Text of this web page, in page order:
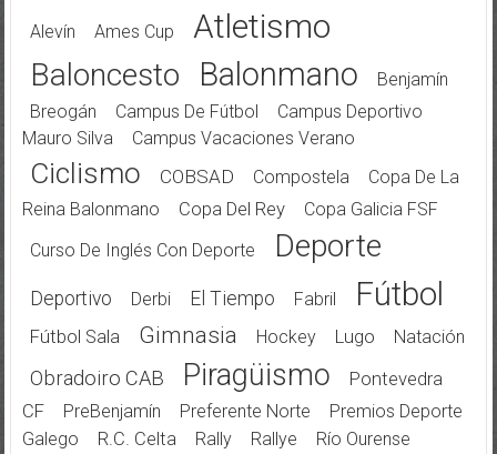
Alevín Ames Cup Atletismo
Baloncesto Balonmano
Benjamín
Breogán
Campus De Fútbol
Campus Deportivo
Mauro Silva
Campus Vacaciones Verano
Ciclismo COBSAD Compostela
Copa De La
Reina Balonmano
Copa Del Rey
Copa Galicia FSF
Curso De Inglés Con Deporte
Deporte
Deportivo Derbi El Tiempo Fabril Fútbol
Fútbol Sala Gimnasia Hockey Lugo Natación
Obradoiro CAB Piragüismo
Pontevedra
CF
PreBenjamín Preferente Norte
Premios Deporte
Galego
R.C. Celta Rally Rallye
Río Ourense